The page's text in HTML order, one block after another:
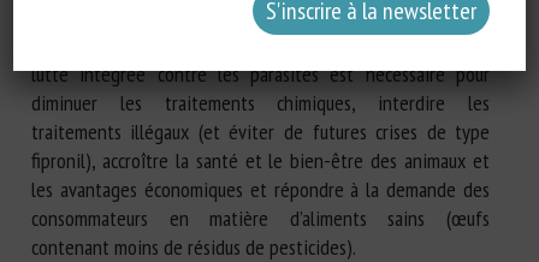
production d’œufs et les premiers stades d’infestation sont
lutte intégrée contre les parasites est nécessaire pour
diminuer les traitements chimiques, interdire les
traitements illégaux (et éviter de futures crises de type
fipronil), accroître la santé et le bien-être des animaux et
les avantages économiques et répondre à la demande des
consommateurs en matière d’aliments sains (œufs
contenant moins de résidus de pesticides).